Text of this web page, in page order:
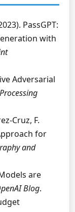
PassGPT:
with
Adversarial
Cruz, F.
for
and
are
Blog.